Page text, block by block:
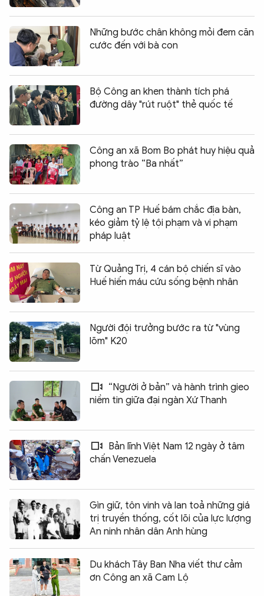
Những bước chân không mỏi đem căn
cước đến với bà con
Bộ Công an khen thành tích phá
đường dây "rút ruột" thẻ quốc tế
Công an xã Bom Bo phát huy hiệu quả
phong trào “Ba nhất”
Công an TP Huế bám chắc địa bàn,
kéo giảm tỷ lệ tội phạm và vi phạm
pháp luật
Từ Quảng Trị, 4 cán bộ chiến sĩ vào
Huế hiến máu cứu sống bệnh nhân
Người đội trưởng bước ra từ "vùng
lõm" K20
“Người ở bản” và hành trình gieo
niềm tin giữa đại ngàn Xứ Thanh
Bản lĩnh Việt Nam 12 ngày ở tâm
chấn Venezuela
Gìn giữ, tôn vinh và lan toả những giá
trị truyền thống, cốt lõi của lực lượng
An ninh nhân dân Anh hùng
Du khách Tây Ban Nha viết thư cảm
ơn Công an xã Cam Lộ